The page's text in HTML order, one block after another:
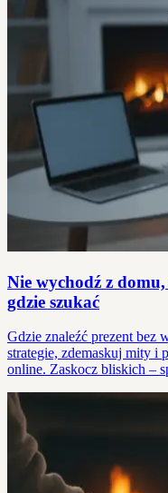
Nie wychodź z
gdzie szukać
Gdzie znaleźć prezent bez
strategie, zdemaskuj mity i
online. Zaskocz bliskich –